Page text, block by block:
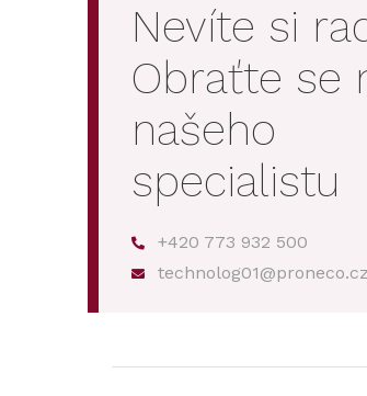
Nevíte si
Obraťte se
našeho
specialistu
+420 773 932 500
technolog01@proneco.cz